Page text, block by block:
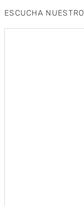
ESCUCHA NUESTRO